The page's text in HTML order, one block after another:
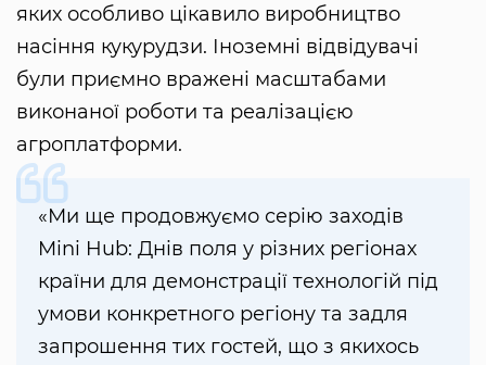
яких особливо цікавило виробництво
насіння кукурудзи. Іноземні відвідувачі
були приємно вражені масштабами
виконаної роботи та реалізацією
агроплатформи.
«Ми ще продовжуємо серію заходів
Mini Hub: Днів поля у різних регіонах
країни для демонстрації технологій під
умови конкретного регіону та задля
запрошення тих гостей, що з якихось